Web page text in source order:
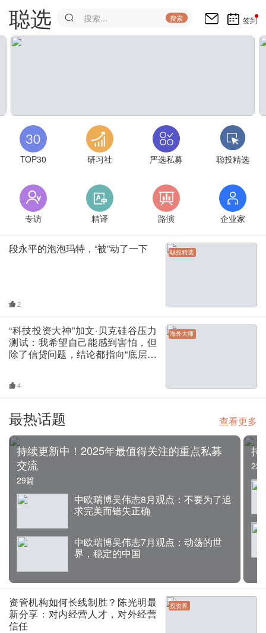
到 聪选 搜索 签到
TOP30 研习社 严选私募 聪投精选
专访 精译 路演 企业家
聪投精选
段永平的泡泡玛特，“被”动了一下
2
海外大师
“科技投资大神”加文·贝克硅谷压力
测试：我希望自己能感到害怕，但
除了信贷问题，结论都指向“底层基
4
最热话题 查看更多
持续更新中！2025年最值得关注的重点私募
交流
29篇
中欧瑞博吴伟志8月观点：不要为了追
求完美而错失正确
中欧瑞博吴伟志7月观点：动荡的世
界，稳定的中国
持
22
投资界
资管机构如何长线制胜？陈光明最
新分享：对内经营人才，对外经营
信任